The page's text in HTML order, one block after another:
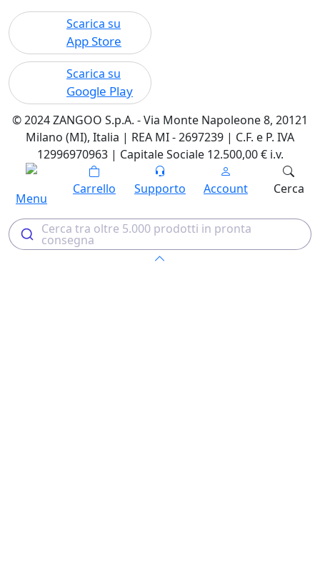
Scarica su
App Store
Scarica su
Google Play
© 2024 ZANGOO S.p.A. - Via Monte Napoleone 8, 20121
Milano (MI), Italia | REA MI - 2697239 | C.F. e P. IVA
12996970963 | Capitale Sociale 12.500,00 € i.v.
Menu
Carrello Supporto Account Cerca
Cerca tra oltre 5.000 prodotti in pronta
consegna